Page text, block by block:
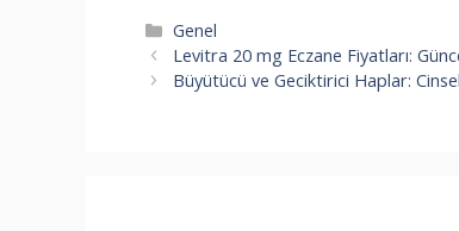
Kategoriler
Genel
Levitra 20 mg Eczane Fiyatları:
Büyütücü ve Geciktirici Haplar: